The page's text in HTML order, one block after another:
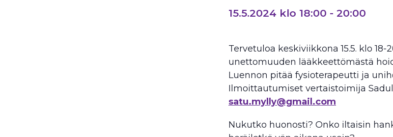
15.5.2024 klo 18:00 - 20:00
Tervetuloa keskiviikkona 15.5. klo
unettomuuden lääkkeettömästä
Luennon pitää fysioterapeutti ja
Ilmoittautumiset vertaistoimija
satu.mylly@gmail.com
Nukutko huonosti? Onko iltaisin